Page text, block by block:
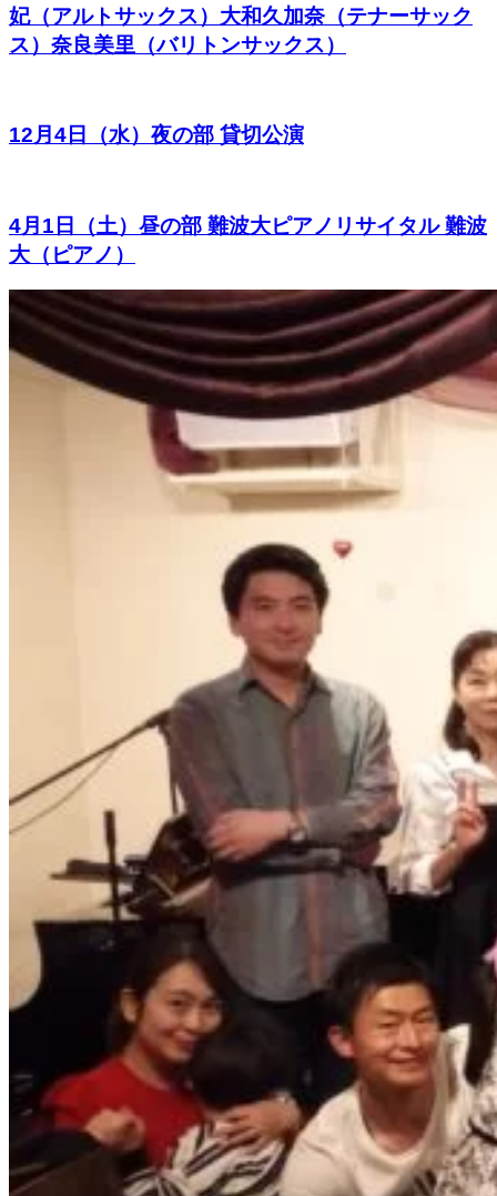
妃（アルトサックス）大和久加奈（テナーサック
ス）奈良美里（バリトンサックス）
12月4日（水）夜の部 貸切公演
4月1日（土）昼の部 難波大ピアノリサイタル 難波
大（ピアノ）